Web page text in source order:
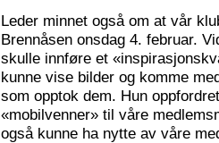
Leder minnet også om at vår
Brennåsen onsdag 4. februar.
skulle innføre et
kunne vise bilder og komme
som opptok dem. Hun
«mobilvenner» til våre
også kunne ha nytte av våre